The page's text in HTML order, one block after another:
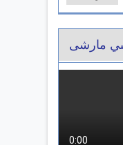
مارشى